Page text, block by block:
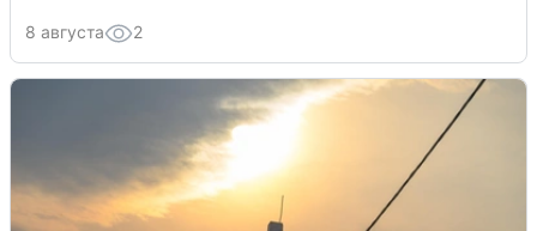
8 августа 2